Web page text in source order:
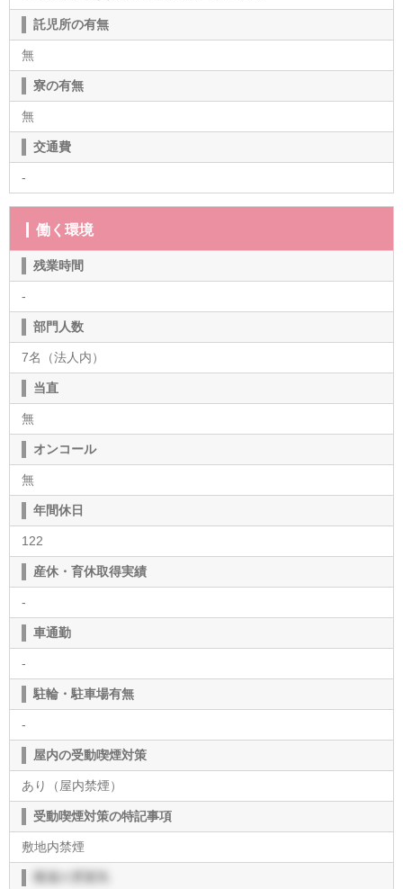
託児所の有無
無
寮の有無
無
交通費
-
働く環境
残業時間
-
部門人数
7名（法人内）
当直
無
オンコール
無
年間休日
122
産休・育休取得実績
-
車通勤
-
駐輪・駐車場有無
-
屋内の受動喫煙対策
あり（屋内禁煙）
受動喫煙対策の特記事項
敷地内禁煙